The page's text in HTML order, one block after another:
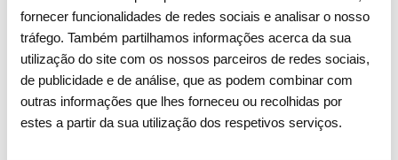
fornecer funcionalidades de redes sociais e analisar o nosso
tráfego. Também partilhamos informações acerca da sua
utilização do site com os nossos parceiros de redes sociais,
de publicidade e de análise, que as podem combinar com
outras informações que lhes forneceu ou recolhidas por
estes a partir da sua utilização dos respetivos serviços.
15 17